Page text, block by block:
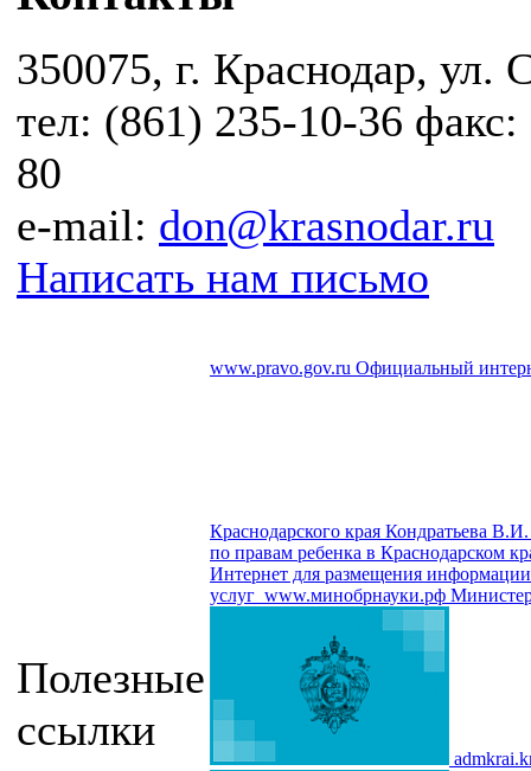
350075, г. Краснодар, ул.
тел: (861) 235-10-36
80
e-mail: don@krasnodar.ru
Написать нам письмо
Полезные
ссылки
www.pravo.gov.ru Официальный
Краснодарского края Кондратьева В.И.
по правам ребенка в Краснодарском
Интернет для размещения информации
услуг www.минобрнауки.рф